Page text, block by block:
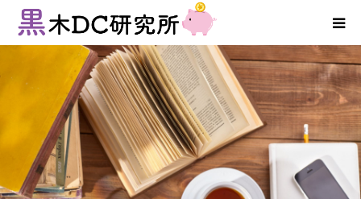
法人向けサービス
個人向けサービス
コラム